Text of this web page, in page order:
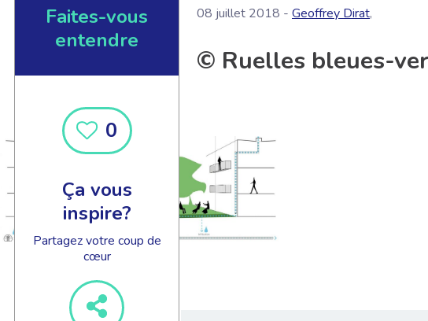
Faites-vous
entendre
0
Ça vous
inspire?
Partagez votre coup de
cœur
08 juillet 2018 - Geoffrey Dirat,
© Ruelles bleues-